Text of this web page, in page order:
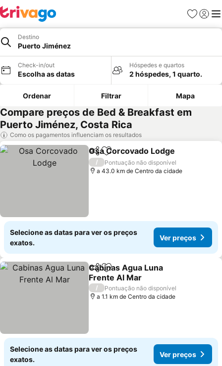
Favoritos
Iniciar
Destino
Puerto Jiménez
Check-in/out
Escolha as datas
Hóspedes e quartos
2 hóspedes, 1 quarto.
Ordenar Filtrar Mapa
Compare preços de Bed & Breakfast em
Puerto Jiménez, Costa Rica
Como os pagamentos influenciam os resultados
PartilharAdicionar aos favoritos
Osa Corcovado Lodge
/
Pontuação não disponível
a 43.0 km de Centro da cidade
Selecione as datas para ver os preços
exatos.
Ver preços
PartilharAdicionar aos favoritos
Cabinas Agua Luna
Frente Al Mar
/
Pontuação não disponível
a 1.1 km de Centro da cidade
Selecione as datas para ver os preços
exatos.
Ver preços